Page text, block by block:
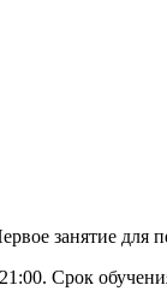
занятие для
Срок